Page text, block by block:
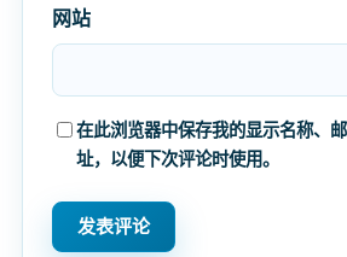
网站
在此浏览器中保存我的显示名称、
址，以便下次评论时使用。